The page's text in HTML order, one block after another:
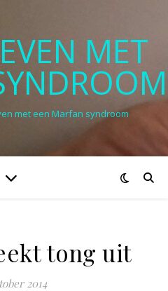
MET
met een Marfan syndroom
tong uit
2014